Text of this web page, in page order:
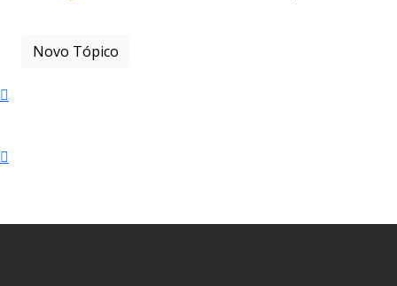
Novo Tópico